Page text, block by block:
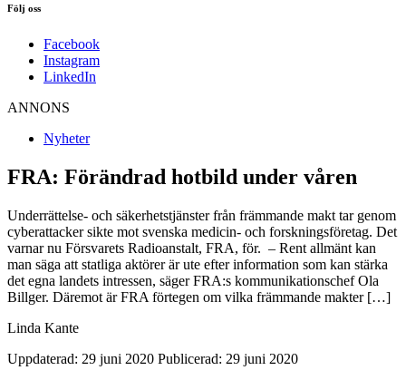
Följ oss
Facebook
Instagram
LinkedIn
ANNONS
Nyheter
FRA: Förändrad hotbild under våren
Underrättelse- och säkerhetstjänster från främmande makt tar genom
cyberattacker sikte mot svenska medicin- och forskningsföretag. Det
varnar nu Försvarets Radioanstalt, FRA, för. – Rent allmänt kan
man säga att statliga aktörer är ute efter information som kan stärka
det egna landets intressen, säger FRA:s kommunikationschef Ola
Billger. Däremot är FRA förtegen om vilka främmande makter […]
Linda Kante
Uppdaterad: 29 juni 2020 Publicerad: 29 juni 2020